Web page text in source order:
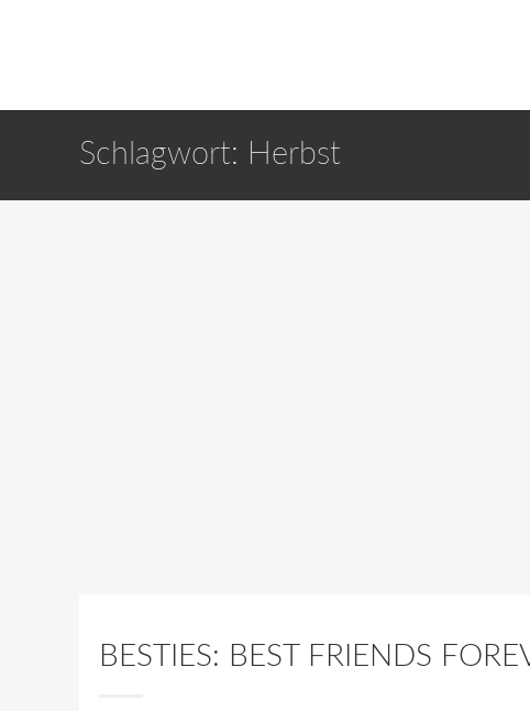
Schlagwort: Herbst
BESTIES: BEST FRIENDS